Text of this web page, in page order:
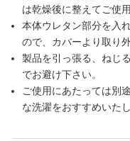
は乾燥後に整えてご使
本体ウレタン部分を入
ので、カバーより取り
製品を引っ張る、ねじ
でお避け下さい。
ご使用にあたっては別
な洗濯をおすすめいたし